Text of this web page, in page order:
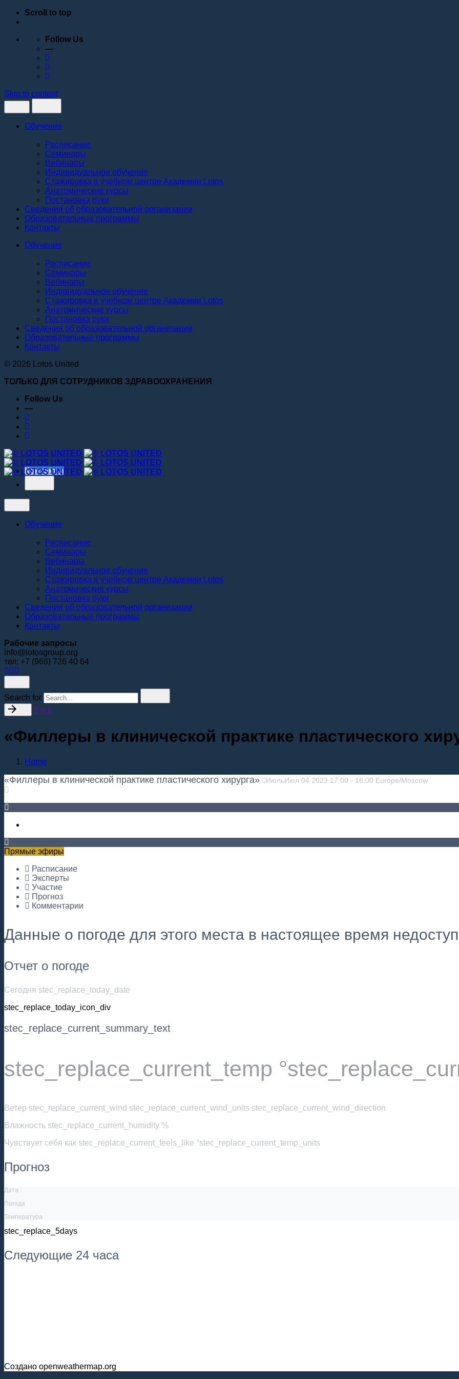
Scroll to top
Follow Us
—
Skip to content
Обучение
Расписание
Семинары
Вебинары
Индивидуальное обучение
Стажировка в учебном центре Академии Lotos
Анатомические курсы
Постановка руки
Сведения об образовательной организации
Образовательные программы
Контакты
Обучение
Расписание
Семинары
Вебинары
Индивидуальное обучение
Стажировка в учебном центре Академии Lotos
Анатомические курсы
Постановка руки
Сведения об образовательной организации
Образовательные программы
Контакты
© 2026 Lotos United
ТОЛЬКО ДЛЯ СОТРУДНИКОВ ЗДРАВООХРАНЕНИЯ
Follow Us
—
Контакты
Обучение
Расписание
Семинары
Вебинары
Индивидуальное обучение
Стажировка в учебном центре Академии Lotos
Анатомические курсы
Постановка руки
Сведения об образовательной организации
Образовательные программы
Контакты
Рабочие запросы
info@lotosgroup.org
тел: +7 (968) 726 40 64
Search for
Back
«Филлеры в клинической практике пластического
Home
«Филлеры в клинической практике пластического хирурга» ИюльИюл 04 2023 17:00 - 18:00 Europe/Moscow
Прямые эфиры
Расписание
Эксперты
Участие
Прогноз
Комментарии
Данные о погоде для этого места в настоящее время
Отчет о погоде
Сегодня stec_replace_today_date
stec_replace_today_icon_div
stec_replace_current_summary_text
stec_replace_current_temp
Ветер stec_replace_current_wind stec_replace_current_wind_units stec_replace_current_wind_direction
Влажность stec_replace_current_humidity %
Чувствует себя как stec_replace_current_feels_like °stec_replace_current_temp_units
Прогноз
Дата
Погода
Температура
stec_replace_5days
Следующие 24 часа
Создано openweathermap.org